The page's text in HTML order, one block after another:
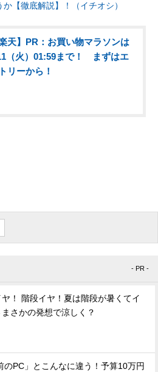
【徹底解説】！（イチオシ）
楽天】PR：お買い物マラソンは
（火）01:59まで！ まずはエ
リーから！
- PR -
ヤ！ 階段イヤ！夏は階段が暑くてイ
さかの発想で涼しく？
のPC」とこんなに違う！予算10万円